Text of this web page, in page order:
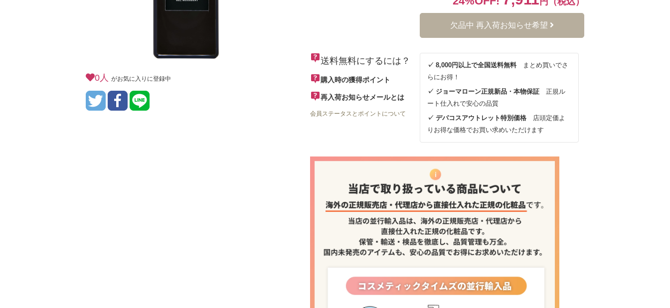
0人 がお気に入りに登録中
欠品中 再入荷お知らせ希望
送料無料にするには？
購入時の獲得ポイント
再入荷お知らせメールとは
会員ステータスとポイントについて
✓ 8,000円以上で全国送料無料まとめ買いでさ
らにお得！
✓ ジョーマローン正規新品・本物保証 正規ル
ート仕入れで安心の品質
✓ デパコスアウトレット特別価格 店頭定価よ
りお得な価格でお買い求めいただけます